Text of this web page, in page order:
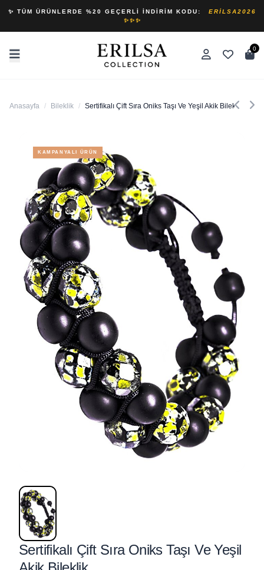
✨ TÜM ÜRÜNLERDE %20 GEÇERLI İNDIRIM KODU:
ERILSA2026
✨✨✨
0
Anasayfa / Bileklik / Sertifikalı Çift Sıra Oniks Taşı Ve Yeşil Akik Bileklik
KAMPANYALI ÜRÜN
Sertifikalı Çift Sıra Oniks Taşı Ve Yeşil